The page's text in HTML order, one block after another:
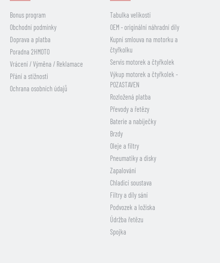
Bonus program
Obchodní podmínky
Doprava a platba
Poradna 2HMOTO
Vrácení / Výměna / Reklamace
Přání a stížnosti
Ochrana osobních údajů
Tabulka velikostí
OEM - originální náhradní díly
Kupní smlouva na motorku a
čtyřkolku
Servis motorek a čtyřkolek
Výkup motorek a čtyřkolek -
POZASTAVEN
Rozložená platba
Převody a řetězy
Baterie a nabíječky
Brzdy
Oleje a filtry
Pneumatiky a disky
Zapalování
Chladicí soustava
Filtry a díly sání
Podvozek a ložiska
Údržba řetězu
Spojka